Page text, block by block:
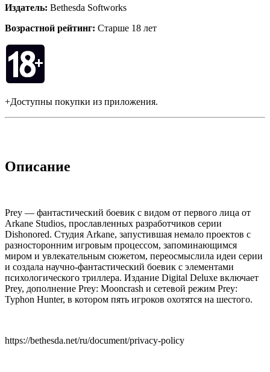
Издатель: Bethesda Softworks
Возрастной рейтинг: Старше 18 лет
+Доступны покупки из приложения.
Описание
Prey — фантастический боевик c видом от первого лица от
Arkane Studios, прославленных разработчиков серии
Dishonored. Студия Arkane, запустившая немало проектов с
разносторонним игровым процессом, запоминающимся
миром и увлекательным сюжетом, переосмыслила идеи серии
и создала научно-фантастический боевик с элементами
психологического триллера. Издание Digital Deluxe включает
Prey, дополнение Prey: Mooncrash и сетевой режим Prey:
Typhon Hunter, в котором пять игроков охотятся на шестого.
https://bethesda.net/ru/document/privacy-policy